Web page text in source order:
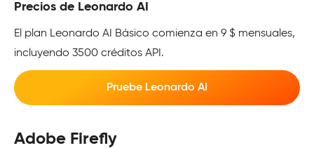
Precios de Leonardo AI
El plan Leonardo AI Básico comienza en 9 $ mensuales,
incluyendo 3500 créditos API.
Pruebe Leonardo AI
Adobe Firefly